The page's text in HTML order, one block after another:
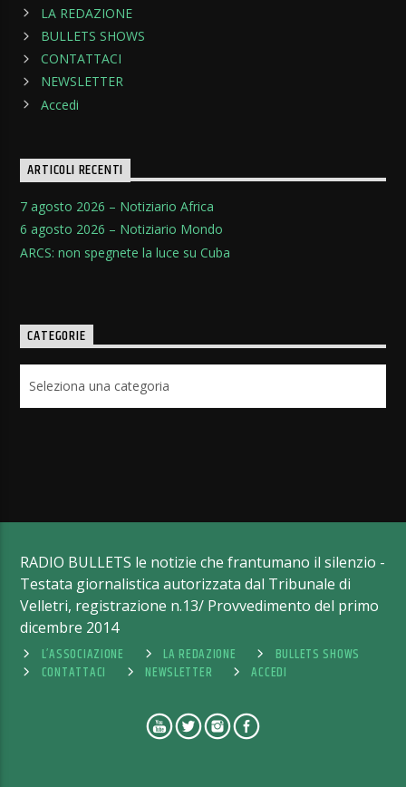
LA REDAZIONE
BULLETS SHOWS
CONTATTACI
NEWSLETTER
Accedi
ARTICOLI RECENTI
7 agosto 2026 – Notiziario Africa
6 agosto 2026 – Notiziario Mondo
ARCS: non spegnete la luce su Cuba
CATEGORIE
RADIO BULLETS le notizie che frantumano il silenzio -
Testata giornalistica autorizzata dal Tribunale di
Velletri, registrazione n.13/ Provvedimento del primo
dicembre 2014
L’ASSOCIAZIONE
LA REDAZIONE
BULLETS SHOWS
CONTATTACI
NEWSLETTER ACCEDI